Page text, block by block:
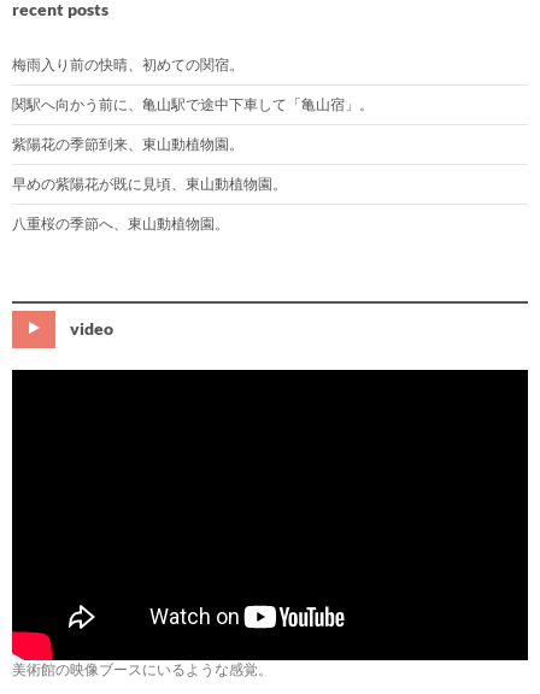
recent posts
梅雨入り前の快晴、初めての関宿。
関駅へ向かう前に、亀山駅で途中下車して「亀山宿」。
紫陽花の季節到来、東山動植物園。
早めの紫陽花が既に見頃、東山動植物園。
八重桜の季節へ、東山動植物園。
video
美術館の映像ブースにいるような感覚。